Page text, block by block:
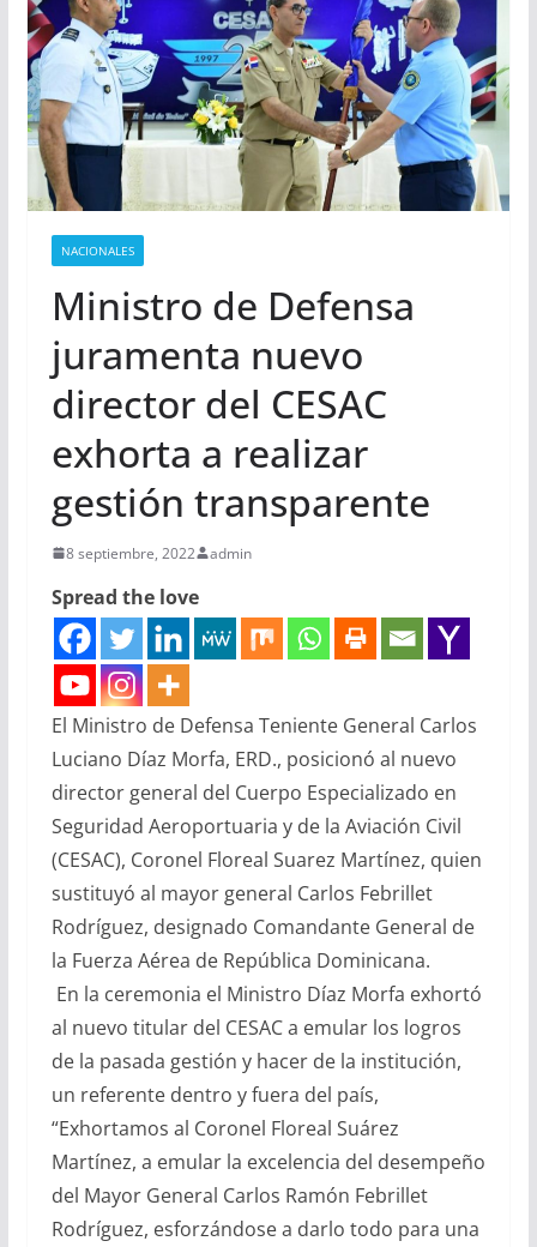
NACIONALES
Ministro de Defensa
juramenta nuevo
director del CESAC
exhorta a realizar
gestión transparente
8 septiembre, 2022 admin
Spread the love
El Ministro de Defensa Teniente General Carlos
Luciano Díaz Morfa, ERD., posicionó al nuevo
director general del Cuerpo Especializado en
Seguridad Aeroportuaria y de la Aviación Civil
(CESAC), Coronel Floreal Suarez Martínez, quien
sustituyó al mayor general Carlos Febrillet
Rodríguez, designado Comandante General de
la Fuerza Aérea de República Dominicana.
En la ceremonia el Ministro Díaz Morfa exhortó
al nuevo titular del CESAC a emular los logros
de la pasada gestión y hacer de la institución,
un referente dentro y fuera del país,
“Exhortamos al Coronel Floreal Suárez
Martínez, a emular la excelencia del desempeño
del Mayor General Carlos Ramón Febrillet
Rodríguez, esforzándose a darlo todo para una